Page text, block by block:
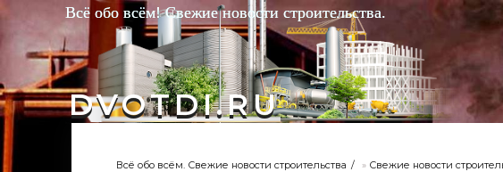
DVOTDI.RU
Всё обо всём! Свежие новости строительства.
Всё обо всём. Свежие новости строительства » Свежие новости